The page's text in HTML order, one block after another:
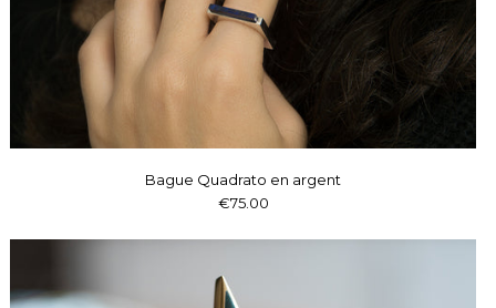
Bague Quadrato en argent
€75.00